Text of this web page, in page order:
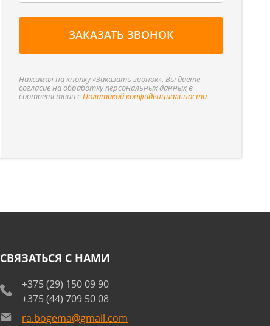
ЗАКАЗАТЬ ЗВОНОК
Нажимая на кнопку «Заказать звонок», Вы даете
согласие на обработку персональных данных в
соответствии сПолитикой конфиденциальности
СВЯЗАТЬСЯ С НАМИ
+375 (29) 150 09 90
+375 (44) 709 50 08
ra.bogema@gmail.com